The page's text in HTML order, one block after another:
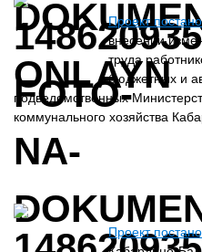
Проект
внесении
труда
бюджетных и
подведомственных
коммунального хозяйства
Проект